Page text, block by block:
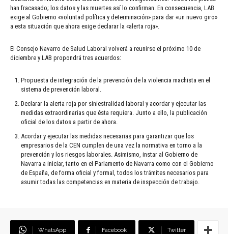
han fracasado; los datos y las muertes así lo confirman. En consecuencia, LAB
exige al Gobierno «voluntad política y determinación» para dar «un nuevo giro»
a esta situación que ahora exige declarar la «alerta roja».
El Consejo Navarro de Salud Laboral volverá a reunirse el próximo 10 de
diciembre y LAB propondrá tres acuerdos:
Propuesta de integración de la prevención de la violencia machista en el
sistema de prevención laboral.
Declarar la alerta roja por siniestralidad laboral y acordar y ejecutar las
medidas extraordinarias que ésta requiera. Junto a ello, la publicación
oficial de los datos a partir de ahora.
Acordar y ejecutar las medidas necesarias para garantizar que los
empresarios de la CEN cumplen de una vez la normativa en torno a la
prevención y los riesgos laborales. Asimismo, instar al Gobierno de
Navarra a iniciar, tanto en el Parlamento de Navarra como con el Gobierno
de España, de forma oficial y formal, todos los trámites necesarios para
asumir todas las competencias en materia de inspección de trabajo.
WhatsApp Facebook Twitter